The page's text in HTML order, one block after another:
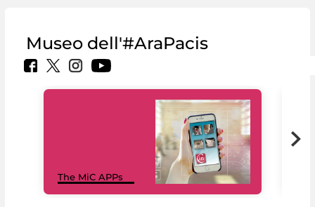
Museo dell'#AraPacis
The MiC APPs